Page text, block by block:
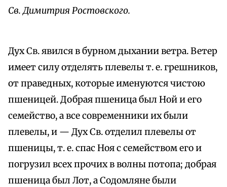
Св. Димитрия Ростовского.
Дух Св. явился в бурном дыхании ветра. Ветер
имеет силу отделять плевелы т. е. грешников,
от праведных, которые именуются чистою
пшеницей. Добрая пшеница был Ной и его
семейство, а все современники их были
плевелы, и — Дух Св. отделил плевелы от
пшеницы, т. е. спас Ноя с семейством его и
погрузил всех прочих в волны потопа; добрая
пшеница был Лот, а Содомляне были